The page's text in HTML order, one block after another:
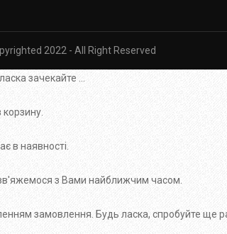
2022 - All Right Reserved
зачекайте ...
в наявності.
з Вами найближчим часом.
замовлення. Будь ласка, спробуйте ще